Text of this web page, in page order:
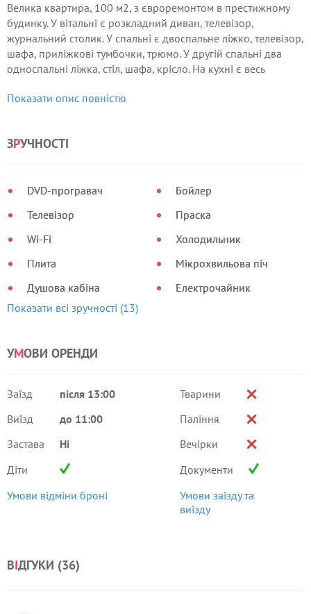
Велика квартира, 100 м2, з євроремонтом в престижному
будинку. У вітальні є розкладний диван, телевізор,
журнальний столик. У спальні є двоспальне ліжко, телевізор,
шафа, приліжкові тумбочки, трюмо. У другій спальні два
односпальні ліжка, стіл, шафа, крісло. На кухні є весь
електричний чайник, плита, обідній стіл, пральна машина.
Показати опис повністю
ЗРУЧНОСТІ
DVD-програвач
Телевізор
Wi-Fi
Плита
Душова кабіна
Бойлер
Праска
Холодильник
Мікрохвильова піч
Електрочайник
Показати всі зручності (13)
УМОВИ ОРЕНДИ
Заїзд
після 13:00
Виїзд
до 11:00
Застава
Ні
Діти
Умови відміни броні
Тварини
Паління
Вечірки
Документи
Умови заїзду та
виїзду
ВІДГУКИ (36)